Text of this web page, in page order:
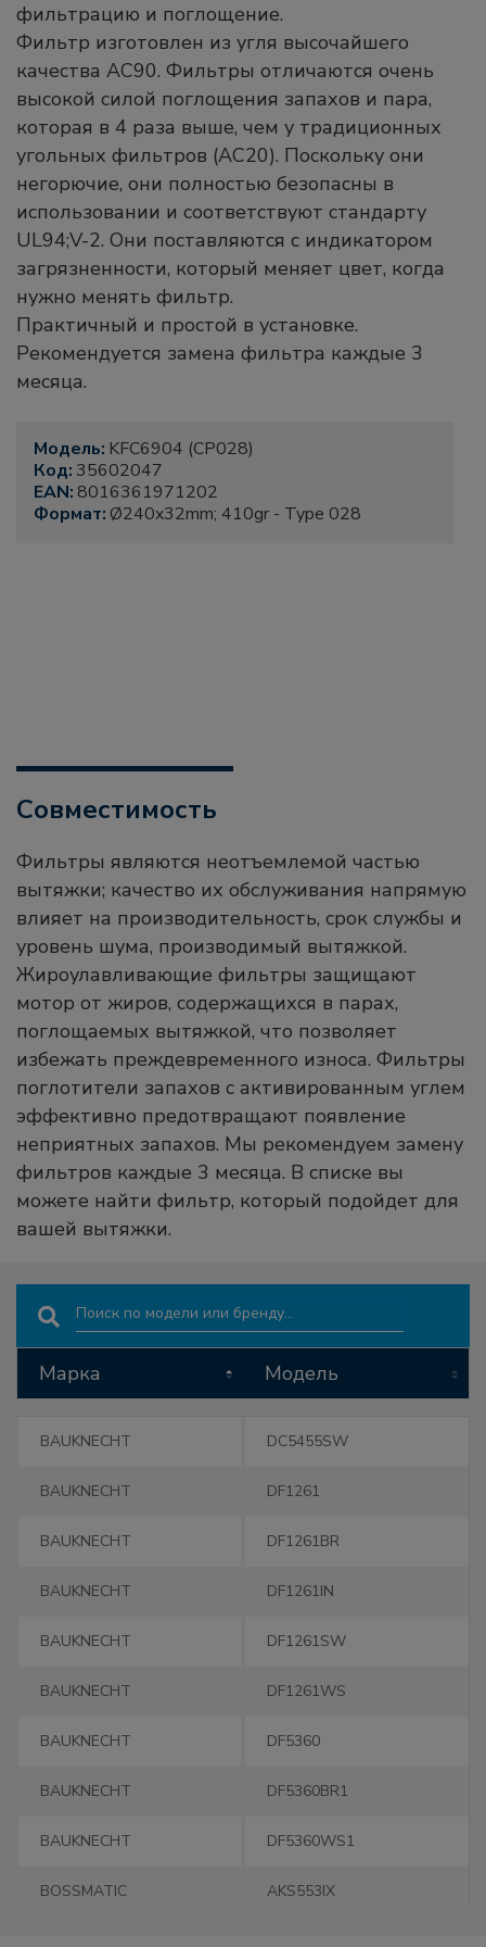
фильтрацию и поглощение.
Фильтр изготовлен из угля высочайшего
качества AC90. Фильтры отличаются очень
высокой силой поглощения запахов и пара,
которая в 4 раза выше, чем у традиционных
угольных фильтров (AC20). Поскольку они
негорючие, они полностью безопасны в
использовании и соответствуют стандарту
UL94;V-2. Они поставляются с индикатором
загрязненности, который меняет цвет, когда
нужно менять фильтр.
Практичный и простой в установке.
Рекомендуется замена фильтра каждые 3
месяца.
Модель: KFC6904 (CP028)
Код: 35602047
EAN: 8016361971202
Формат: Ø240x32mm; 410gr - Type 028
Совместимость
Фильтры являются неотъемлемой частью
вытяжки; качество их обслуживания напрямую
влияет на производительность, срок службы и
уровень шума, производимый вытяжкой.
Жироулавливающие фильтры защищают
мотор от жиров, содержащихся в парах,
поглощаемых вытяжкой, что позволяет
избежать преждевременного износа. Фильтры
поглотители запахов с активированным углем
эффективно предотвращают появление
неприятных запахов. Мы рекомендуем замену
фильтров каждые 3 месяца. В списке вы
можете найти фильтр, который подойдет для
вашей вытяжки.
Search:
Марка Модель
Марка Модель
BAUKNECHT DC5455SW
BAUKNECHT DF1261
BAUKNECHT DF1261BR
BAUKNECHT DF1261IN
BAUKNECHT DF1261SW
BAUKNECHT DF1261WS
BAUKNECHT DF5360
BAUKNECHT DF5360BR1
BAUKNECHT DF5360WS1
BOSSMATIC AKS553IX